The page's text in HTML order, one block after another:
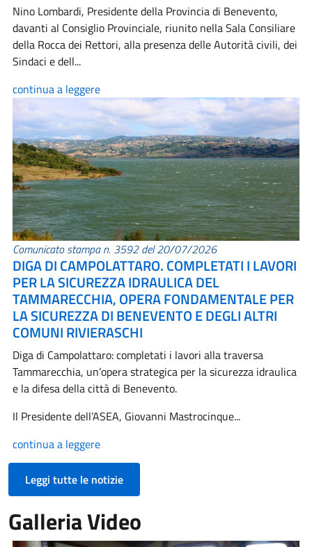
Nino Lombardi, Presidente della Provincia di Benevento,
davanti al Consiglio Provinciale, riunito nella Sala Consiliare
della Rocca dei Rettori, alla presenza delle Autorità civili, dei
Sindaci e dell...
continua a leggere
Comunicato stampa n. 3592 del 20/07/2026
DIGA DI CAMPOLATTARO. COMPLETATI I LAVORI
PER LA SICUREZZA IDRAULICA DEL
TAMMARECCHIA, OPERA FONDAMENTALE PER
LA SICUREZZA DI BENEVENTO E DEGLI ALTRI
COMUNI RIVIERASCHI
Diga di Campolattaro: completati i lavori alla traversa
Tammarecchia, un’opera strategica per la sicurezza idraulica
e la difesa della città di Benevento.
Il Presidente dell’ASEA, Giovanni Mastrocinque...
continua a leggere
Leggi tutte le notizie
Galleria Video